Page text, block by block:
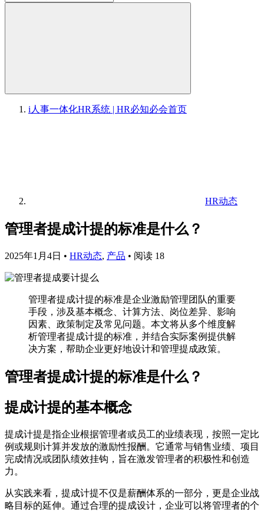
i人事一体化HR系统 | HR必知必会首页
HR动态
管理者提成计提的标准是什么？
2025年1月4日 • HR动态, 产品 • 阅读 18
管理者提成计提的标准是企业激励管理团队的重要
手段，涉及基本概念、计算方法、岗位差异、影响
因素、政策制定及常见问题。本文将从多个维度解
析管理者提成计提的标准，并结合实际案例提供解
决方案，帮助企业更好地设计和管理提成政策。
管理者提成计提的标准是什么？
提成计提的基本概念
提成计提是指企业根据管理者或员工的业绩表现，按照一定比
例或规则计算并发放的激励性报酬。它通常与销售业绩、项目
完成情况或团队绩效挂钩，旨在激发管理者的积极性和创造
力。
从实践来看，提成计提不仅是薪酬体系的一部分，更是企业战
略目标的延伸。通过合理的提成设计，企业可以将管理者的个